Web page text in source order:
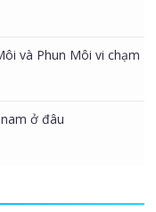
và Phun Môi vi chạm
ở đâu